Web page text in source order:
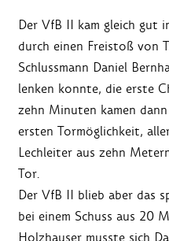
Der VfB II kam gleich gut
durch einen Freistoß von
Schlussmann Daniel
lenken konnte, die erste
zehn Minuten kamen
ersten Tormöglichkeit,
Lechleiter aus zehn
Tor.
Der VfB II blieb aber das
bei einem Schuss aus 20